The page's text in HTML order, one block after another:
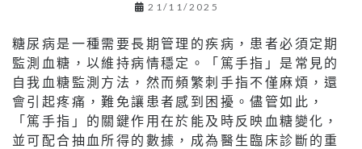
21/11/2025
糖尿病是一種需要長期管理的疾病，患者必須定期
監測血糖，以維持病情穩定。「篤手指」是常見的
自我血糖監測方法，然而頻繁刺手指不僅麻煩，還
會引起疼痛，難免讓患者感到困擾。儘管如此，
「篤手指」的關鍵作用在於能及時反映血糖變化，
並可配合抽血所得的數據，成為醫生臨床診斷的重